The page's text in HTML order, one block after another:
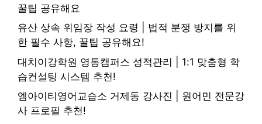
꿀팁 공유해요
유산 상속 위임장 작성 요령 | 법적 분쟁 방지를 위
한 필수 사항, 꿀팁 공유해요!
대치이강학원 영통캠퍼스 성적관리 | 1:1 맞춤형 학
습컨설팅 시스템 추천!
엠아이티영어교습소 거제동 강사진 | 원어민 전문강
사 프로필 추천!